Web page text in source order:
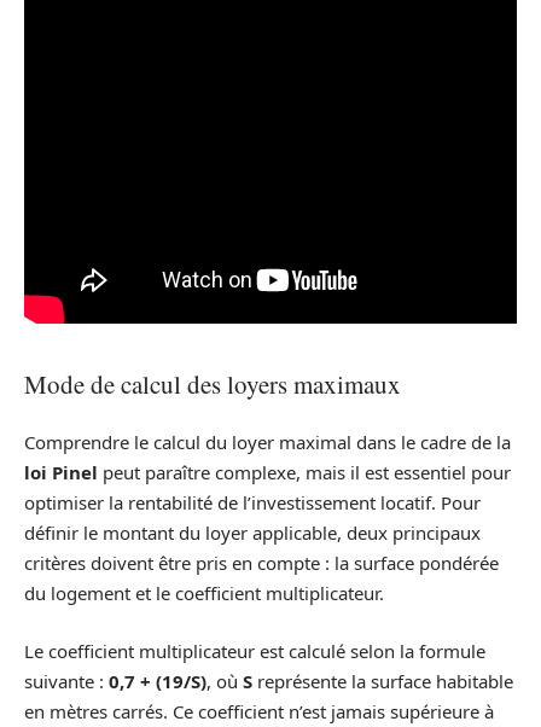
Mode de calcul des loyers maximaux
Comprendre le calcul du loyer maximal dans le cadre de la
loi Pinel peut paraître complexe, mais il est essentiel pour
optimiser la rentabilité de l’investissement locatif. Pour
définir le montant du loyer applicable, deux principaux
critères doivent être pris en compte : la surface pondérée
du logement et le coefficient multiplicateur.
Le coefficient multiplicateur est calculé selon la formule
suivante : 0,7 + (19/S), où S représente la surface habitable
en mètres carrés. Ce coefficient n’est jamais supérieure à